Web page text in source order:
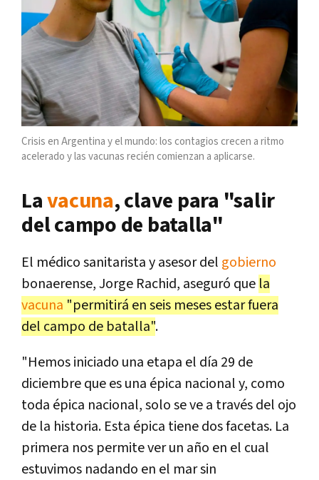
Crisis en Argentina y el mundo: los contagios crecen a ritmo
acelerado y las vacunas recién comienzan a aplicarse.
Lavacuna, clave para "salir
del campo de batalla"
El médico sanitarista y asesor del gobierno
bonaerense, Jorge Rachid, aseguró que la
vacuna "permitirá en seis meses estar fuera
del campo de batalla".
"Hemos iniciado una etapa el día 29 de
diciembre que es una épica nacional y, como
toda épica nacional, solo se ve a través del ojo
de la historia. Esta épica tiene dos facetas. La
primera nos permite ver un año en el cual
estuvimos nadando en el mar sin